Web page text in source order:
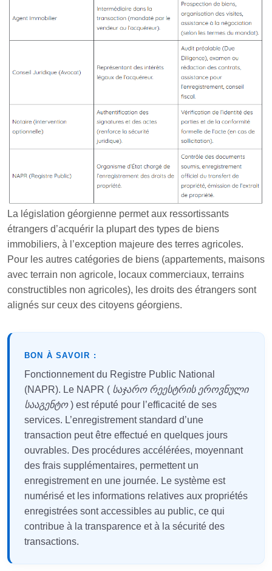
La législation géorgienne permet aux ressortissants
étrangers d’acquérir la plupart des types de biens
immobiliers, à l’exception majeure des terres agricoles.
Pour les autres catégories de biens (appartements, maisons
avec terrain non agricole, locaux commerciaux, terrains
constructibles non agricoles), les droits des étrangers sont
alignés sur ceux des citoyens géorgiens.
BON À SAVOIR :
Fonctionnement du Registre Public National
(NAPR). Le NAPR ( საჯარო რეესტრის ეროვნული
სააგენტო) est réputé pour l’efficacité de ses
services. L’enregistrement standard d’une
transaction peut être effectué en quelques jours
ouvrables. Des procédures accélérées, moyennant
des frais supplémentaires, permettent un
enregistrement en une journée. Le système est
numérisé et les informations relatives aux propriétés
enregistrées sont accessibles au public, ce qui
contribue à la transparence et à la sécurité des
transactions.